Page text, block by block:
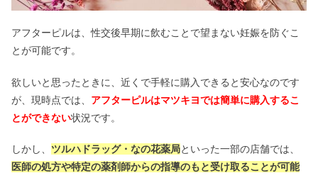
アフターピルは、性交後早期に飲むことで望まない妊娠を防ぐこ
とが可能です。
欲しいと思ったときに、近くで手軽に購入できると安心なのです
が、現時点では、 アフターピルはマツキヨでは簡単に購入するこ
とができない状況です。
しかし、 ツルハドラッグ・なの花薬局といった一部の店舗では、
医師の処方や特定の薬剤師からの指導のもと受け取ることが可能